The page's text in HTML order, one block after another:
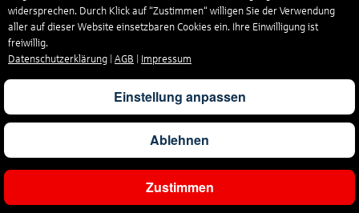
widersprechen. Durch Klick auf “Zustimmen“ willigen Sie der Verwendung
aller auf dieser Website einsetzbaren Cookies ein. Ihre Einwilligung ist
freiwillig.
Datenschutzerklärung
AGB Impressum
Einstellung anpassen
Ablehnen
Zustimmen